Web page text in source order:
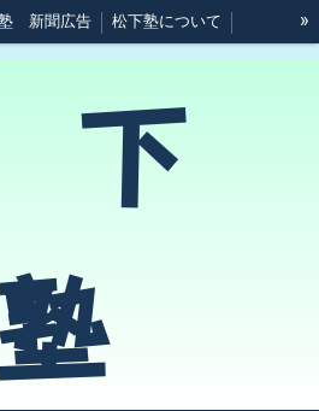
新聞広告 松下塾について »
塾